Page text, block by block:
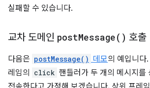
실패할 수 있습니다.
교차 도메인 postMessage( ) 호출
다음은 postMessage() 데모의 예입니다
레임의
click 핸들러가 두 개의 메시지를